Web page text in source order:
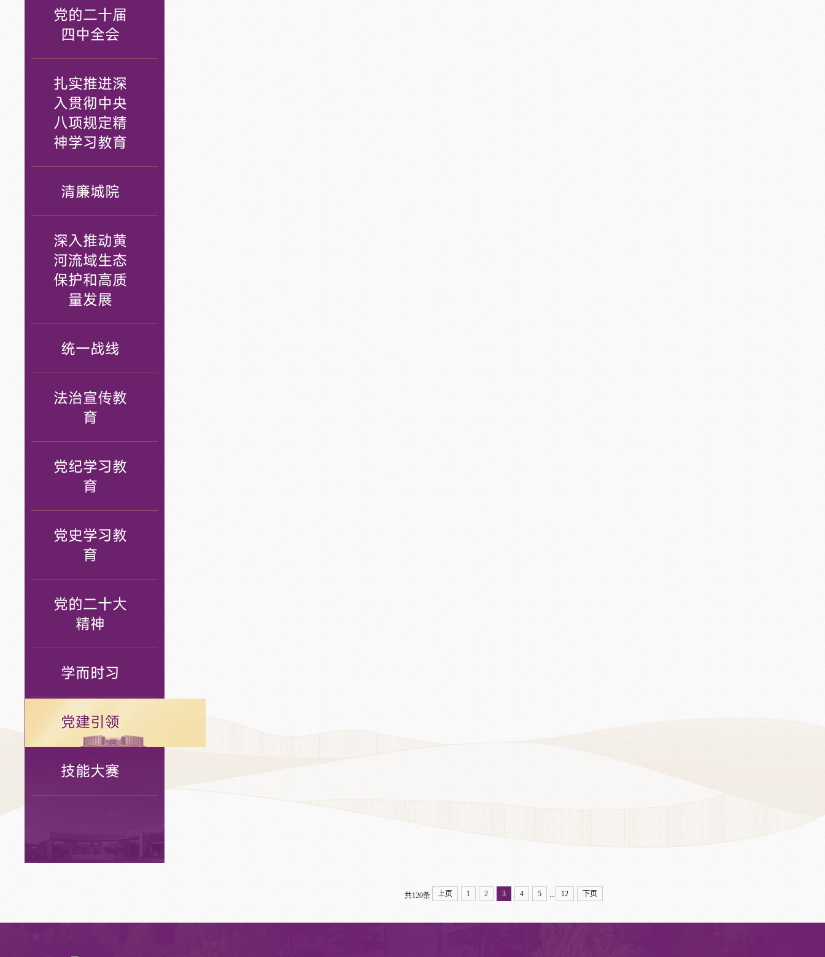
党的二十届
四中全会
扎实推进深
入贯彻中央
八项规定精
神学习教育
清廉城院
深入推动黄
河流域生态
保护和高质
量发展
统一战线
法治宣传教
育
党纪学习教
育
党史学习教
育
党的二十大
精神
学而时习
党建引领
技能大赛
共120条 上页 1 2 3 4 5 ... 12 下页